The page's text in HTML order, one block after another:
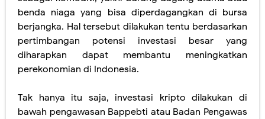
benda niaga yang bisa diperdagangkan di bursa
berjangka. Hal tersebut dilakukan tentu berdasarkan
pertimbangan potensi investasi besar yang
diharapkan dapat membantu meningkatkan
perekonomian di Indonesia.
Tak hanya itu saja, investasi kripto dilakukan di
bawah pengawasan Bappebti atau Badan Pengawas